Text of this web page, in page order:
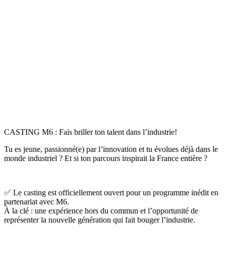
CASTING M6 : Fais briller ton talent dans l’industrie!
Tu es jeune, passionné(e) par l’innovation et tu évolues déjà dans le
monde industriel ? Et si ton parcours inspirait la France entière ?
✅ Le casting est officiellement ouvert pour un programme inédit en
partenariat avec M6.
À la clé : une expérience hors du commun et l’opportunité de
représenter la nouvelle génération qui fait bouger l’industrie.